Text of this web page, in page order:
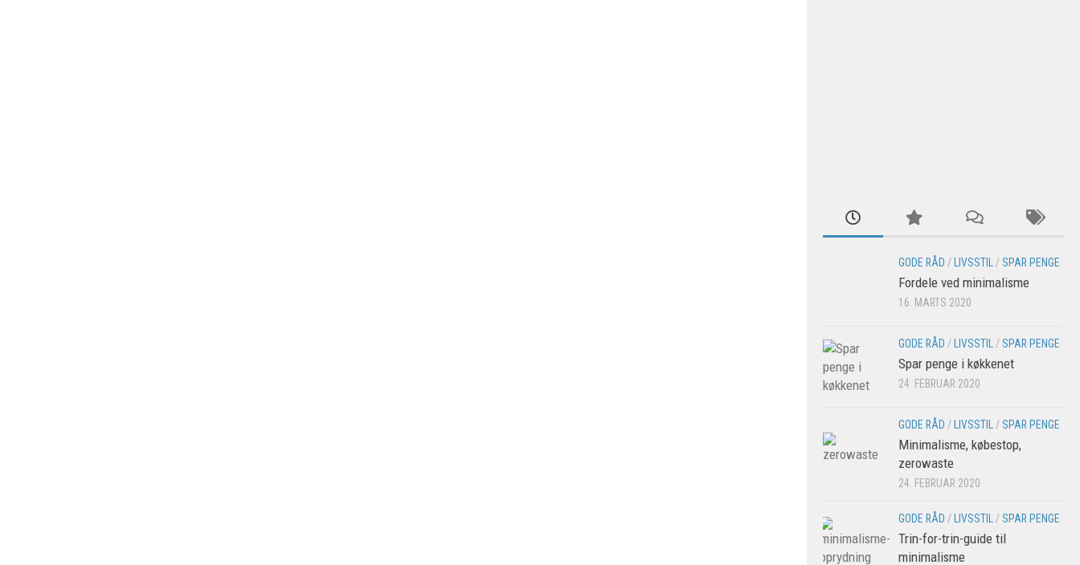
GODE RÅD / LIVSSTIL / SPAR PENGE
Fordele ved minimalisme
16. MARTS 2020
GODE RÅD / LIVSSTIL / SPAR PENGE
Spar penge i køkkenet
24. FEBRUAR 2020
GODE RÅD / LIVSSTIL / SPAR PENGE
Minimalisme, købestop,
zerowaste
24. FEBRUAR 2020
GODE RÅD / LIVSSTIL / SPAR PENGE
Trin-for-trin-guide til
minimalisme